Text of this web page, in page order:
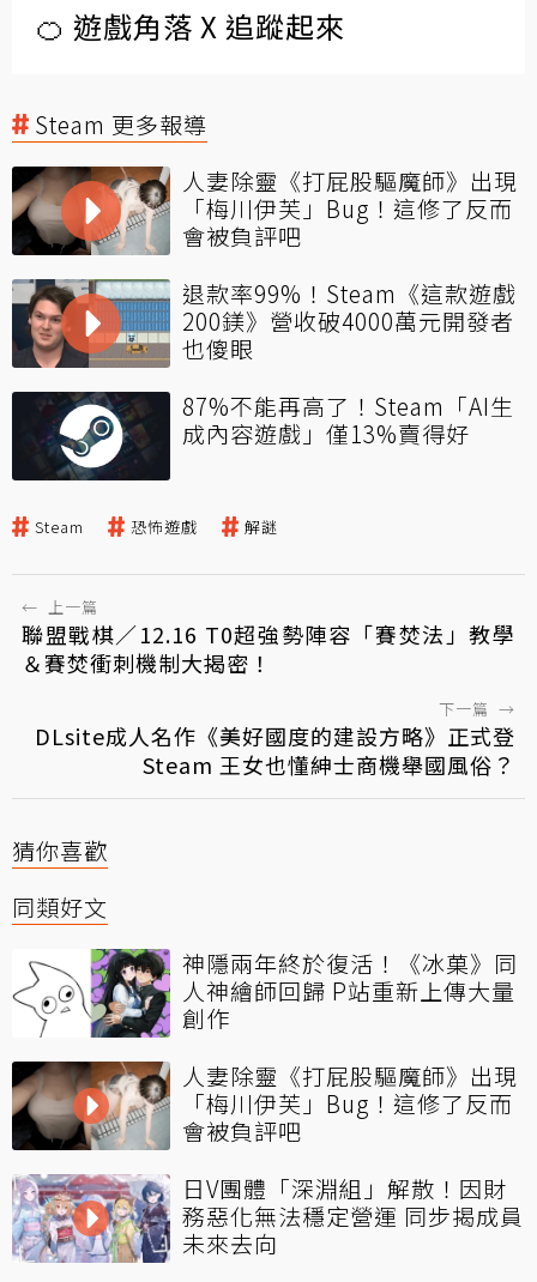
🍊 遊戲角落 X 追蹤起來
Steam 更多報導
人妻除靈《打屁股驅魔師》出現
「梅川伊芙」Bug！這修了反而
會被負評吧
退款率99%！Steam《這款遊戲
200鎂》營收破4000萬元開發者
也傻眼
87%不能再高了！Steam「AI生
成內容遊戲」僅13%賣得好
Steam 恐怖遊戲 解謎
← 上一篇
聯盟戰棋／12.16 T0超強勢陣容「賽焚法」教學
＆賽焚衝刺機制大揭密！
下一篇 →
DLsite成人名作《美好國度的建設方略》正式登
Steam 王女也懂紳士商機舉國風俗？
猜你喜歡
同類好文
神隱兩年終於復活！《冰菓》同
人神繪師回歸 P站重新上傳大量
創作
人妻除靈《打屁股驅魔師》出現
「梅川伊芙」Bug！這修了反而
會被負評吧
日V團體「深淵組」解散！因財
務惡化無法穩定營運 同步揭成員
未來去向